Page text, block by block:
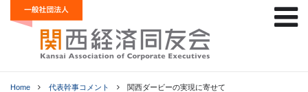
Home 代表幹事コメント 関西ダービーの実現に寄せて